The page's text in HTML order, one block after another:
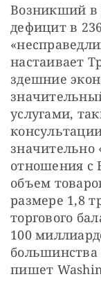
Возникший в
дефицит в
настаивает
здешние
услугами,
значительно
отношения с
объем
размере 1,8
торгового
100
большинства
пишет